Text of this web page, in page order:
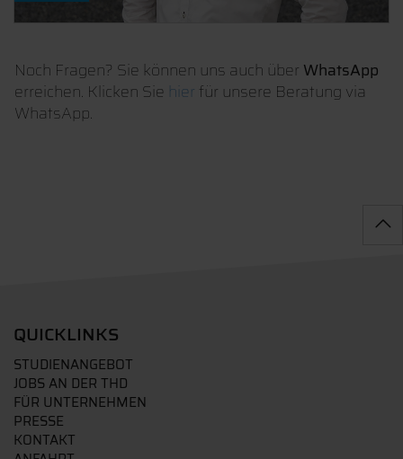
Noch Fragen? Sie können uns auch über WhatsApp
erreichen. Klicken Sie hier für unsere Beratung via
WhatsApp.
QUICKLINKS
STUDIENANGEBOT
JOBS AN DER THD
FÜR UNTERNEHMEN
PRESSE
KONTAKT